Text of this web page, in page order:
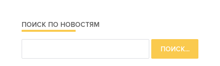
ПОИСК ПО НОВОСТЯМ